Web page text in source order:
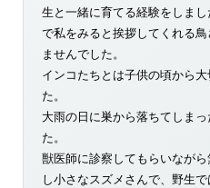
生と一緒に育てる経験をしま
で私をみると挨拶してくれる
ませんでした。
インコたちとは子供の頃から
た。
大雨の日に巣から落ちてしま
た。
獣医師に診察してもらいなが
し小さなスズメさんで、野生で